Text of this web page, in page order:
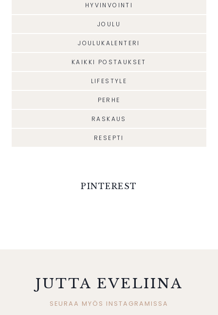
HYVINVOINTI
JOULU
JOULUKALENTERI
KAIKKI POSTAUKSET
LIFESTYLE
PERHE
RASKAUS
RESEPTI
PINTEREST
JUTTA EVELIINA
SEURAA MYÖS INSTAGRAMISSA